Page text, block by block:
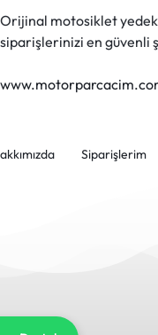
Orijinal motosiklet
siparişlerinizi en güvenli
Siparişlerim